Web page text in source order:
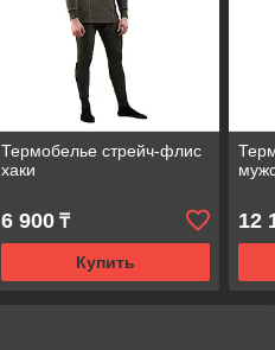
Термобелье стрейч-флис
хаки
6 900₸
Купить
12